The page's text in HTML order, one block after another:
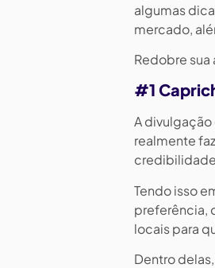
algumas
mercado,
Redobre sua
#1
A
realmente
Tendo isso
preferência,
locais para
Dentro